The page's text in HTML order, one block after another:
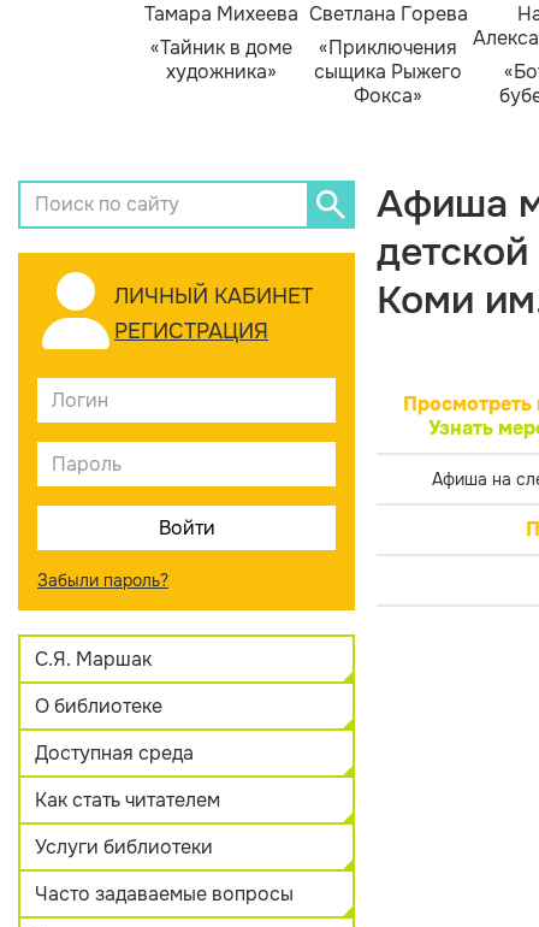
Тамара Михеева
«Тайник в доме
художника»
Светлана Горева
«Приключения
сыщика Рыжего
Фокса»
ЛИЧНЫЙ КАБИНЕТ
РЕГИСТРАЦИЯ
Забыли пароль?
С.Я. Маршак
О библиотеке
Доступная среда
Как стать читателем
Услуги библиотеки
Часто задаваемые вопросы
Афиша
Коми
Просмотреть
Узнать
Афиша на